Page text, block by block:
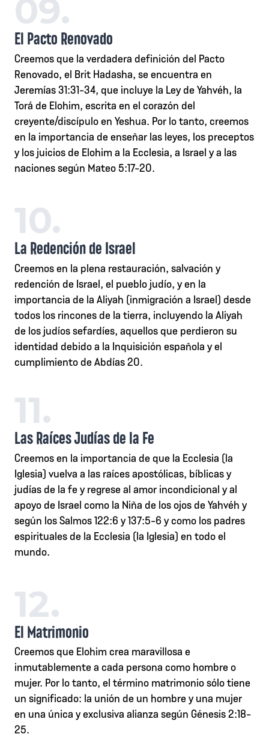
09.
El Pacto Renovado
Creemos que la verdadera definición del Pacto
Renovado, el Brit Hadasha, se encuentra en
Jeremías 31:31-34, que incluye la Ley de Yahvéh, la
Torá de Elohim, escrita en el corazón del
creyente/discípulo en Yeshua. Por lo tanto, creemos
en la importancia de enseñar las leyes, los preceptos
y los juicios de Elohim a la Ecclesia, a Israel y a las
naciones según Mateo 5:17-20.
10.
La Redención de Israel
Creemos en la plena restauración, salvación y
redención de Israel, el pueblo judío, y en la
importancia de la Aliyah (inmigración a Israel) desde
todos los rincones de la tierra, incluyendo la Aliyah
de los judíos sefardíes, aquellos que perdieron su
identidad debido a la Inquisición española y el
cumplimiento de Abdías 20.
11.
Las Raíces Judías de la Fe
Creemos en la importancia de que la Ecclesia (la
Iglesia) vuelva a las raíces apostólicas, bíblicas y
judías de la fe y regrese al amor incondicional y al
apoyo de Israel como la Niña de los ojos de Yahvéh y
según los Salmos 122:6 y 137:5-6 y como los padres
espirituales de la Ecclesia (la Iglesia) en todo el
mundo.
12.
El Matrimonio
Creemos que Elohim crea maravillosa e
inmutablemente a cada persona como hombre o
mujer. Por lo tanto, el término matrimonio sólo tiene
un significado: la unión de un hombre y una mujer
en una única y exclusiva alianza según Génesis 2:18-
25.